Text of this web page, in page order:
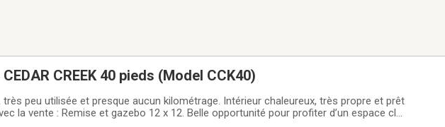
CREEK 40 pieds (Model CCK40)
très peu utilisée et presque aucun kilométrage. Intérieur chaleureux, très propre et prêt
la vente : Remise et gazebo 12 x 12. Belle opportunité pour profiter d’un espace clé